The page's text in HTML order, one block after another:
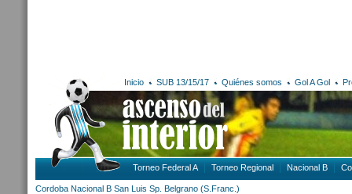
Inicio SUB 13/15/17 Quiénes somos Gol A Gol
Torneo Federal A Torneo Regional Nacional B
Cordoba Nacional B San Luis Sp. Belgrano (S.Franc.)